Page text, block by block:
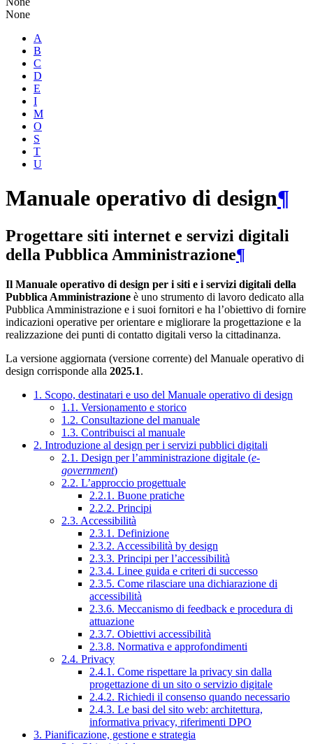
None
A
B
C
D
E
I
M
O
S
T
U
Manuale operativo di design¶
Progettare siti internet e servizi digitali
della Pubblica Amministrazione¶
Il Manuale operativo di design per i siti e i servizi digitali della
Pubblica Amministrazione è uno strumento di lavoro dedicato alla
Pubblica Amministrazione e i suoi fornitori e ha l’obiettivo di fornire
indicazioni operative per orientare e migliorare la progettazione e la
realizzazione dei punti di contatto digitali verso la cittadinanza.
La versione aggiornata (versione corrente) del Manuale operativo di
design corrisponde alla 2025.1.
1. Scopo, destinatari e uso del Manuale operativo di design
1.1. Versionamento e storico
1.2. Consultazione del manuale
1.3. Contribuisci al manuale
2. Introduzione al design per i servizi pubblici digitali
2.1. Design per l’amministrazione digitale (e-
government)
2.2. L’approccio progettuale
2.2.1. Buone pratiche
2.2.2. Principi
2.3. Accessibilità
2.3.1. Definizione
2.3.2. Accessibilità by design
2.3.3. Principi per l’accessibilità
2.3.4. Linee guida e criteri di successo
2.3.5. Come rilasciare una dichiarazione di
accessibilità
2.3.6. Meccanismo di feedback e procedura di
attuazione
2.3.7. Obiettivi accessibilità
2.3.8. Normativa e approfondimenti
2.4. Privacy
2.4.1. Come rispettare la privacy sin dalla
progettazione di un sito o servizio digitale
2.4.2. Richiedi il consenso quando necessario
2.4.3. Le basi del sito web: architettura,
informativa privacy, riferimenti DPO
3. Pianificazione, gestione e strategia